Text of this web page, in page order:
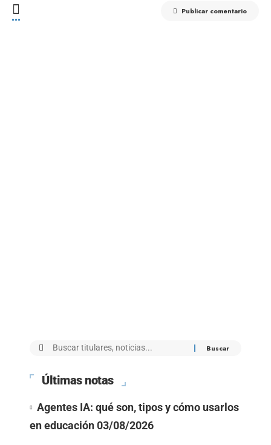
Publicar comentario
Últimas notas
Agentes IA: qué son, tipos y cómo usarlos
en educación03/08/2026